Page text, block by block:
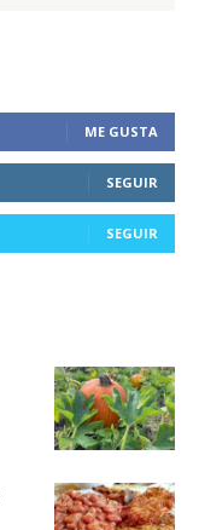
ME GUSTA
SEGUIR
SEGUIR